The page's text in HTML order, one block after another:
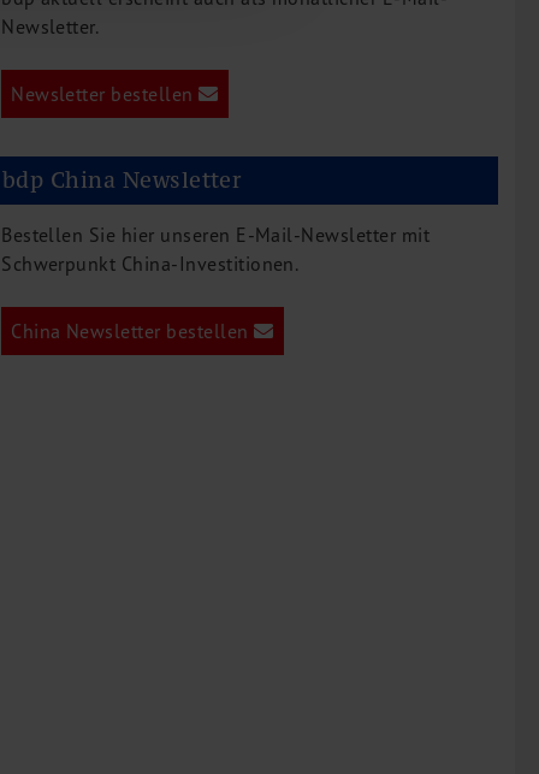
Newsletter.
Newsletter bestellen
bdp China Newsletter
Bestellen Sie hier unseren E-Mail-Newsletter mit
Schwerpunkt China-Investitionen.
China Newsletter bestellen